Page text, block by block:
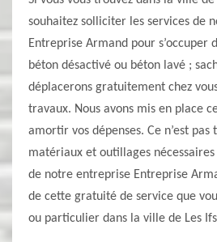
souhaitez solliciter les services de
Entreprise Armand pour s’occuper
béton désactivé ou béton lavé ;
déplacerons gratuitement chez
travaux. Nous avons mis en place
amortir vos dépenses. Ce n’est
matériaux et outillages
de notre entreprise Entreprise
de cette gratuité de service que
ou particulier dans la ville de Les